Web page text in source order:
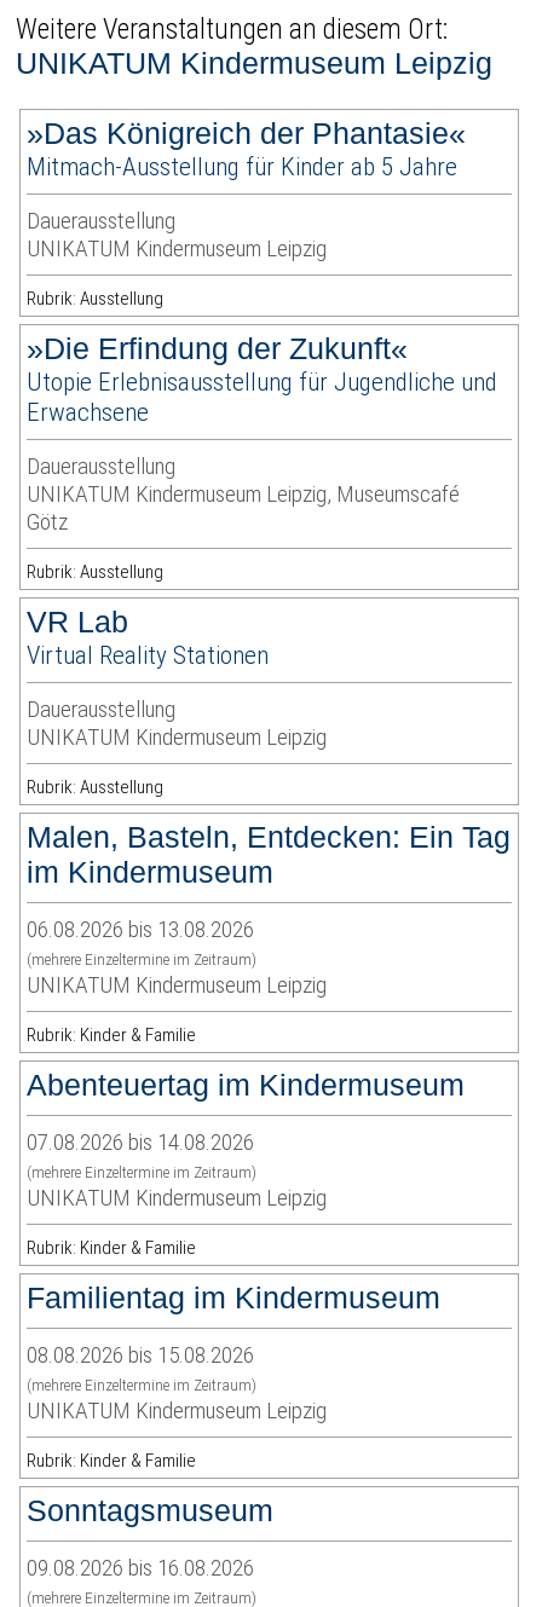
Weitere Veranstaltungen an diesem Ort:
UNIKATUM Kindermuseum Leipzig
»Das Königreich der Phantasie«
Mitmach-Ausstellung für Kinder ab 5 Jahre
Dauerausstellung
UNIKATUM Kindermuseum Leipzig
Rubrik: Ausstellung
»Die Erfindung der Zukunft«
Utopie Erlebnisausstellung für Jugendliche und
Erwachsene
Dauerausstellung
UNIKATUM Kindermuseum Leipzig, Museumscafé
Götz
Rubrik: Ausstellung
VR Lab
Virtual Reality Stationen
Dauerausstellung
UNIKATUM Kindermuseum Leipzig
Rubrik: Ausstellung
Malen, Basteln, Entdecken: Ein Tag
im Kindermuseum
06.08.2026 bis 13.08.2026
(mehrere Einzeltermine im Zeitraum)
UNIKATUM Kindermuseum Leipzig
Rubrik: Kinder & Familie
Abenteuertag im Kindermuseum
07.08.2026 bis 14.08.2026
(mehrere Einzeltermine im Zeitraum)
UNIKATUM Kindermuseum Leipzig
Rubrik: Kinder & Familie
Familientag im Kindermuseum
08.08.2026 bis 15.08.2026
(mehrere Einzeltermine im Zeitraum)
UNIKATUM Kindermuseum Leipzig
Rubrik: Kinder & Familie
Sonntagsmuseum
09.08.2026 bis 16.08.2026
(mehrere Einzeltermine im Zeitraum)